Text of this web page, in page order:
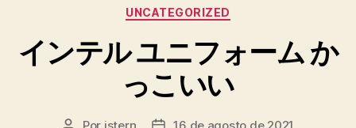
Categorías
UNCATEGORIZED
インテル ユニフォーム か
っこいい
Por istern 16 de agosto de 2021